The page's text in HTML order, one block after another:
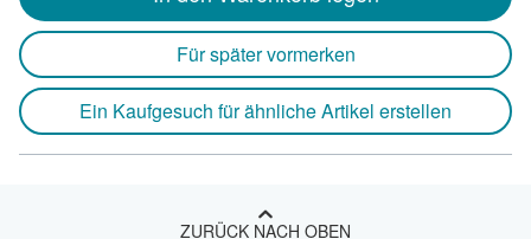
Für später vormerken
Ein Kaufgesuch für ähnliche Artikel erstellen
ZURÜCK NACH OBEN